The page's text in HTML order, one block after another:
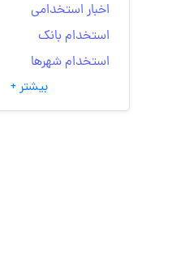
اخبار استخدامی
استخدام بانک
استخدام شهرها
انتخاب مسیر شغلی
به‌روزرسانی‌های سایت
بیشتر +